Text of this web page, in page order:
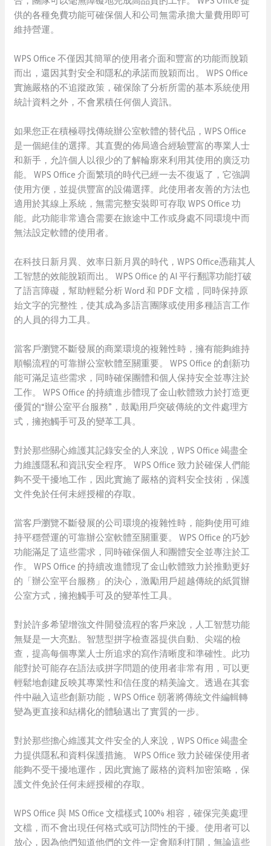
供的各種免費功能可確保個人和公司無需承擔大量費用即可
維持營運。
WPS Office 不僅因其簡單的使用者介面和豐富的功能而脫穎
而出，還因其對安全和隱私的承諾而脫穎而出。 WPS Office
實施嚴格的不追蹤政策，確保除了分析所需的基本系統使用
統計資料之外，不會累積任何個人資訊。
如果您正在積極尋找傳統辦公室軟體的替代品，WPS Office
是一個絕佳的選擇。其直覺的佈局適合經驗豐富的專業人士
和新手，允許個人以很少的了解輪廓來利用其使用的廣泛功
能。 WPS Office 介面繁瑣的時代已經一去不復返了，它強調
使用方便，並提供豐富的設備選擇。此使用者友善的方法也
適用於其線上系統，無需完整安裝即可存取 WPS Office 功
能。此功能非常適合需要在旅途中工作或身處不同環境中而
無法設定軟體的使用者。
在科技日新月異、效率日新月異的時代，WPS Office憑藉其人
工智慧的效能脫穎而出。 WPS Office 的 AI 平行翻譯功能打破
了語言障礙，幫助輕鬆分析 Word 和 PDF 文檔，同時保持原
始文字的完整性，使其成為多語言團隊或使用多種語言工作
的人員的得力工具。
當客戶瀏覽不斷發展的商業環境的複雜性時，擁有能夠維持
順暢流程的可靠辦公室軟體至關重要。 WPS Office 的創新功
能可滿足這些需求，同時確保團體和個人保持安全並專注於
工作。 WPS Office 的持續進步體現了金山軟體致力於打造更
優質的“辦公室平台服務”，鼓勵用戶突破傳統的文件處理方
式，擁抱觸手可及的變革工具。
對於那些關心維護其記錄安全的人來說，WPS Office 竭盡全
力維護隱私和資訊安全程序。 WPS Office 致力於確保人們能
夠不受干擾地工作，因此實施了嚴格的資料安全技術，保護
文件免於任何未經授權的存取。
當客戶瀏覽不斷發展的公司環境的複雜性時，能夠使用可維
持平穩營運的可靠辦公室軟體至關重要。 WPS Office 的巧妙
功能滿足了這些需求，同時確保個人和團體安全並專注於工
作。 WPS Office 的持續改進體現了金山軟體致力於推動更好
的「辦公室平台服務」的決心，激勵用戶超越傳統的紙質辦
公室方式，擁抱觸手可及的變革性工具。
對於許多希望增強文件開發流程的客戶來說，人工智慧功能
無疑是一大亮點。智慧型拼字檢查器提供自動、尖端的檢
查，提高每個專業人士所追求的寫作清晰度和準確性。此功
能對於可能存在語法或拼字問題的使用者非常有用，可以更
輕鬆地創建反映其專業性和信任度的精美論文。透過在其套
件中融入這些創新功能，WPS Office 朝著將傳統文件編輯轉
變為更直接和結構化的體驗邁出了實質的一步。
對於那些擔心維護其文件安全的人來說，WPS Office 竭盡全
力提供隱私和資料保護措施。 WPS Office 致力於確保使用者
能夠不受干擾地運作，因此實施了嚴格的資料加密策略，保
護文件免於任何未經授權的存取。
WPS Office 與 MS Office 文檔樣式 100% 相容，確保完美處理
文檔，而不會出現任何格式或可訪問性的干擾。使用者可以
放心，因為他們知道他們的文件一定會順利打開，無論這些